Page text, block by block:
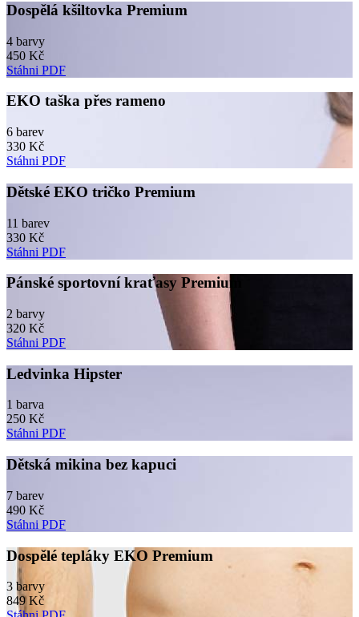
Dospělá kšiltovka Premium
4 barvy
450 Kč
Stáhni PDF
EKO taška přes rameno
6 barev
330 Kč
Stáhni PDF
Dětské EKO tričko Premium
11 barev
330 Kč
Stáhni PDF
Pánské sportovní kraťasy Premium
2 barvy
320 Kč
Stáhni PDF
Ledvinka Hipster
1 barva
250 Kč
Stáhni PDF
Dětská mikina bez kapuci
7 barev
490 Kč
Stáhni PDF
Dospělé tepláky EKO Premium
3 barvy
849 Kč